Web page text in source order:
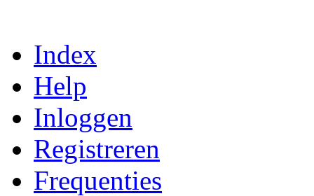
Index
Help
Inloggen
Registreren
Frequenties